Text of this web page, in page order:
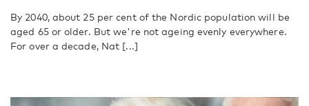
By 2040, about 25 per cent of the Nordic population will be
aged 65 or older. But we're not ageing evenly everywhere.
For over a decade, Nat [...]